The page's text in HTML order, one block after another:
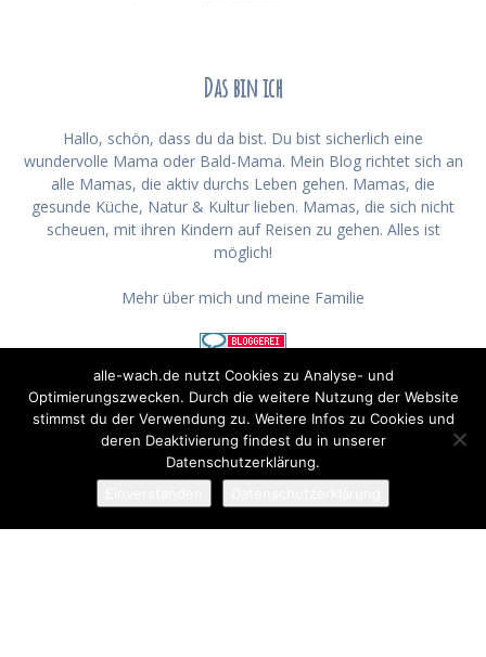
Das bin ich
Hallo, schön, dass du da bist. Du bist sicherlich eine
wundervolle Mama oder Bald-Mama. Mein Blog richtet sich an
alle Mamas, die aktiv durchs Leben gehen. Mamas, die
gesunde Küche, Natur & Kultur lieben. Mamas, die sich nicht
scheuen, mit ihren Kindern auf Reisen zu gehen. Alles ist
möglich!
Mehr über mich und meine Familie
Folge mir
alle-wach.de nutzt Cookies zu Analyse- und
Optimierungszwecken. Durch die weitere Nutzung der Website
stimmst du der Verwendung zu. Weitere Infos zu Cookies und
deren Deaktivierung findest du in unserer
Datenschutzerklärung.